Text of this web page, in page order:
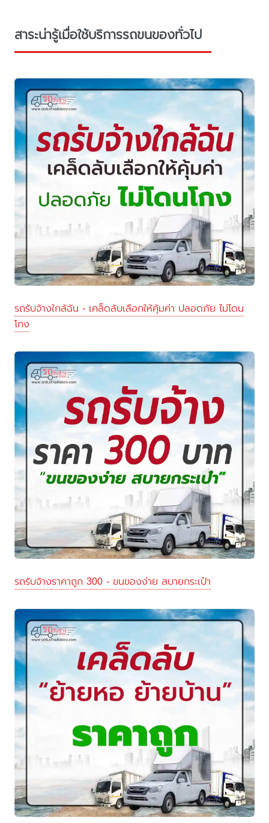
สาระน่ารู้เมื่อใช้บริการรถขนของทั่วไป
รถรับจ้างใกล้ฉัน - เคล็ดลับเลือกให้คุ้มค่า ปลอดภัย ไม่โดน
โกง
รถรับจ้างราคาถูก 300 - ขนของง่าย สบายกระเป๋า